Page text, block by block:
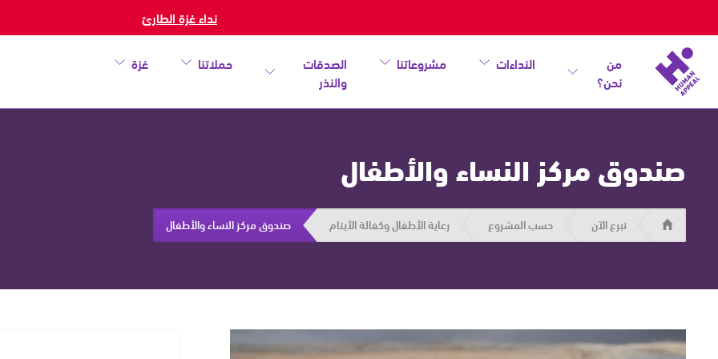
نداء غزة الطارئ
من
نحن؟
النداءات مشروعاتنا الصدقات
والنذر
حملاتنا غزة
صندوق مركز النساء والأطفال
هيومان
أبيل
أجل
تبرع الآن حسب المشروع رعاية الأطفال وكفالة الأيتام صندوق مركز النساء والأطفال
خطأ